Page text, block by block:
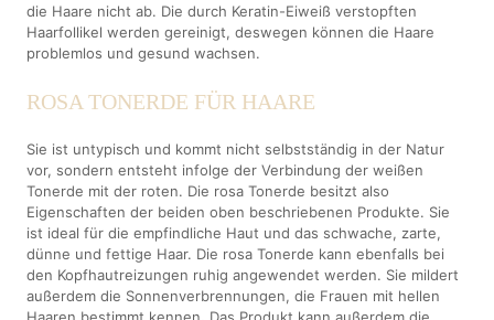
die Haare nicht ab. Die durch Keratin-Eiweiß verstopften
Haarfollikel werden gereinigt, deswegen können die Haare
problemlos und gesund wachsen.
ROSA TONERDE FÜR HAARE
Sie ist untypisch und kommt nicht selbstständig in der Natur
vor, sondern entsteht infolge der Verbindung der weißen
Tonerde mit der roten. Die rosa Tonerde besitzt also
Eigenschaften der beiden oben beschriebenen Produkte. Sie
ist ideal für die empfindliche Haut und das schwache, zarte,
dünne und fettige Haar. Die rosa Tonerde kann ebenfalls bei
den Kopfhautreizungen ruhig angewendet werden. Sie mildert
außerdem die Sonnenverbrennungen, die Frauen mit hellen
Haaren bestimmt kennen. Das Produkt kann außerdem die